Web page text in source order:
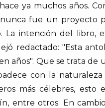
ya muchos años.
fue un proyecto
La intención del libro,
redactado: "Esta
años". Que se trata
con la
más célebres, esto
entre otros. En